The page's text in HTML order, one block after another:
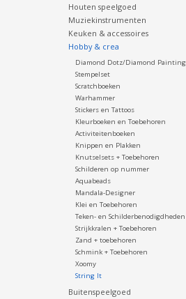
Houten speelgoed
Muziekinstrumenten
Keuken & accessoires
Hobby & crea
Diamond Dotz/Diamond Painting
Stempelset
Scratchboeken
Warhammer
Stickers en Tattoos
Kleurboeken en Toebehoren
Activiteitenboeken
Knippen en Plakken
Knutselsets + Toebehoren
Schilderen op nummer
Aquabeads
Mandala-Designer
Klei en Toebehoren
Teken- en Schilderbenodigdheden
Strijkkralen + Toebehoren
Zand + toebehoren
Schmink + Toebehoren
Xoomy
String It
Buitenspeelgoed